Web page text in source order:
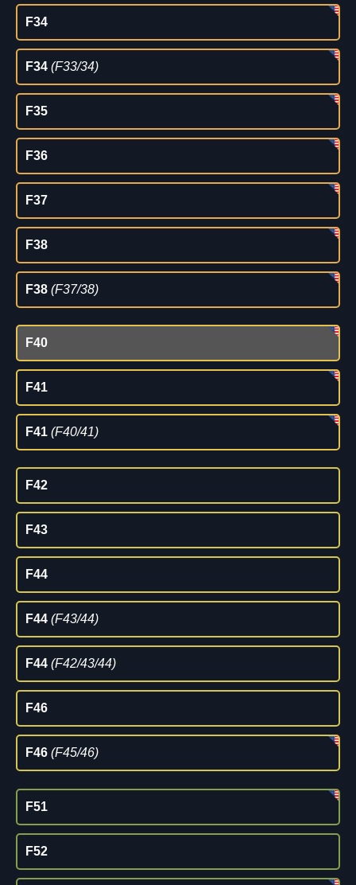
F34
F34 (F33/34)
F35
F36
F37
F38
F38 (F37/38)
F40
F41
F41 (F40/41)
F42
F43
F44
F44 (F43/44)
F44 (F42/43/44)
F46
F46 (F45/46)
F51
F52